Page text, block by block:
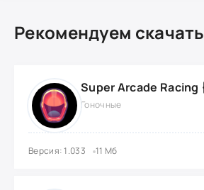
Рекомендуем скачать
Гоночные
Версия: 1.033 11 Мб